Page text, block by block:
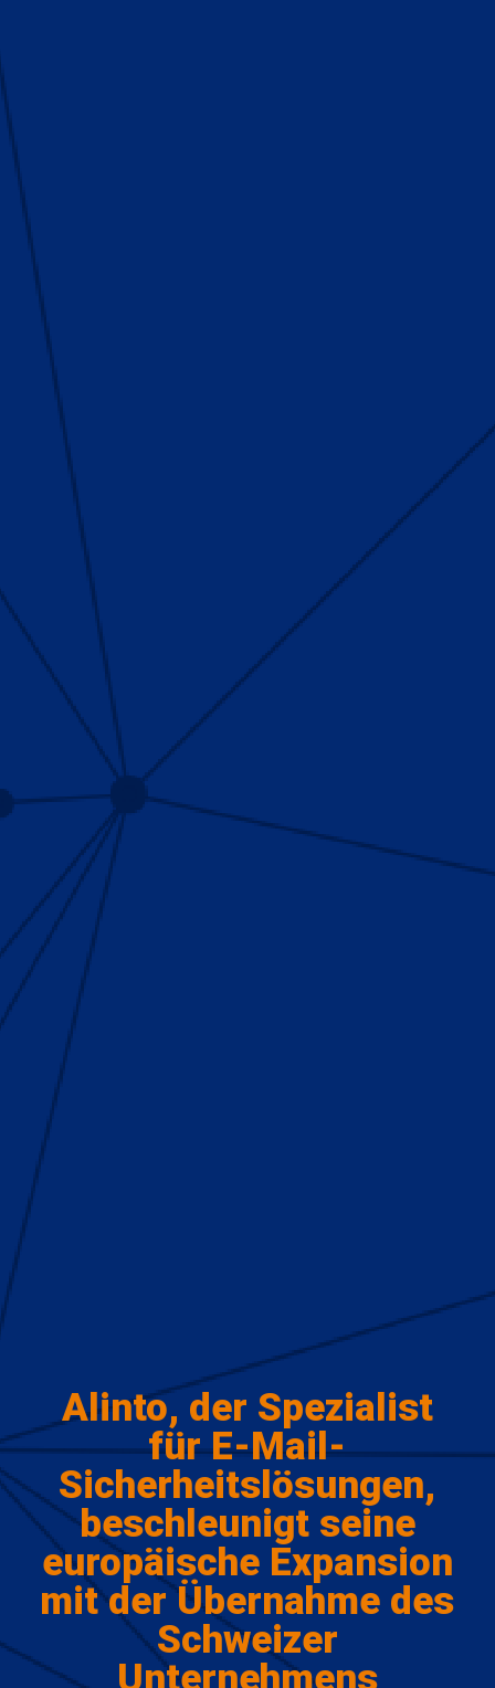
Alinto, der Spezialist
für E-Mail-
Sicherheitslösungen,
beschleunigt seine
europäische Expansion
mit der Übernahme des
Schweizer
Unternehmens